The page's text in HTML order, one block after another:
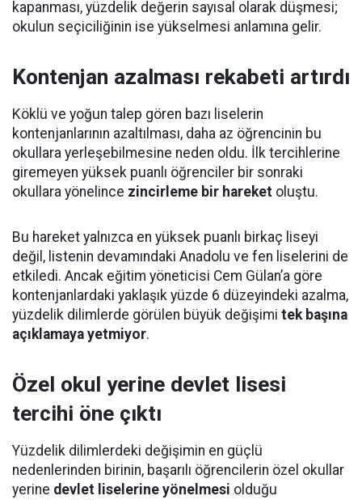
kapanması, yüzdelik değerin sayısal olarak düşmesi;
okulun seçiciliğinin ise yükselmesi anlamına gelir.
Kontenjan azalması rekabeti artırdı
Köklü ve yoğun talep gören bazı liselerin
kontenjanlarının azaltılması, daha az öğrencinin bu
okullara yerleşebilmesine neden oldu. İlk tercihlerine
giremeyen yüksek puanlı öğrenciler bir sonraki
okullara yönelince zincirleme bir hareket oluştu.
Bu hareket yalnızca en yüksek puanlı birkaç liseyi
değil, listenin devamındaki Anadolu ve fen liselerini de
etkiledi. Ancak eğitim yöneticisi Cem Gülan’a göre
kontenjanlardaki yaklaşık yüzde 6 düzeyindeki azalma,
yüzdelik dilimlerde görülen büyük değişimi tek başına
açıklamaya yetmiyor.
Özel okul yerine devlet lisesi
tercihi öne çıktı
Yüzdelik dilimlerdeki değişimin en güçlü
nedenlerinden birinin, başarılı öğrencilerin özel okullar
yerine devlet liselerine yönelmesi olduğu